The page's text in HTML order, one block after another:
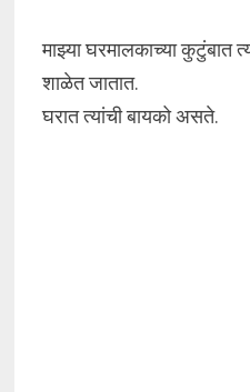
माझ्या घरमालकाच्या कुटुंबात
शाळेत जातात.
घरात त्यांची बायको असते.